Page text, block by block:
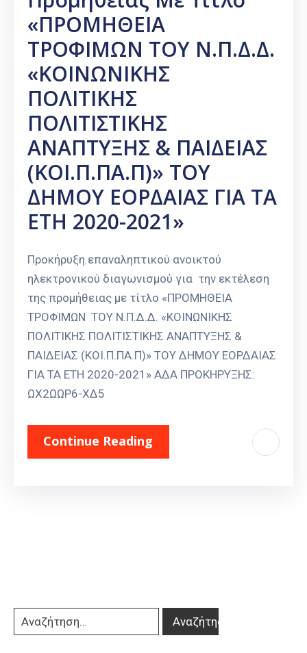
«ΠΡΟΜΗΘΕΙΑ
ΤΡΟΦΙΜΩΝ ΤΟΥ Ν.Π.Δ.Δ.
«ΚΟΙΝΩΝΙΚΗΣ
ΠΟΛΙΤΙΚΗΣ
ΠΟΛΙΤΙΣΤΙΚΗΣ
ΑΝΑΠΤΥΞΗΣ & ΠΑΙΔΕΙΑΣ
(ΚΟΙ.Π.ΠΑ.Π)» ΤΟΥ
ΔΗΜΟΥ ΕΟΡΔΑΙΑΣ ΓΙΑ ΤΑ
ΕΤΗ 2020-2021»
Προκήρυξη επαναληπτικού ανοικτού
ηλεκτρονικού διαγωνισμού για την εκτέλεση
της προμήθειας με τίτλο «ΠΡΟΜΗΘΕΙΑ
ΤΡΟΦΙΜΩΝ ΤΟΥ Ν.Π.Δ.Δ. «ΚΟΙΝΩΝΙΚΗΣ
ΠΟΛΙΤΙΚΗΣ ΠΟΛΙΤΙΣΤΙΚΗΣ ΑΝΑΠΤΥΞΗΣ &
ΠΑΙΔΕΙΑΣ (ΚΟΙ.Π.ΠΑ.Π)» ΤΟΥ ΔΗΜΟΥ ΕΟΡΔΑΙΑΣ
ΓΙΑ ΤΑ ΕΤΗ 2020-2021» ΑΔΑ ΠΡΟΚΗΡΥΞΗΣ:
ΩΧ2ΩΩΡ6-ΧΔ5
Continue Reading